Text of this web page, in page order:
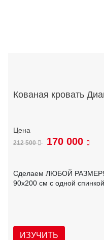
Кованая кровать
212 500 170 000
Сделаем ЛЮБОЙ РАЗМЕР!
90х200 см с одной
ИЗУЧИТЬ